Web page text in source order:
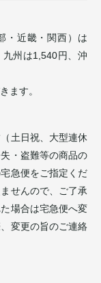
・近畿・関西）は
州は1,540円、沖
ます。
土日祝、大型連休
・盗難等の商品の
急便をご指定くだ
せんので、ご了承
場合は宅急便へ変
変更の旨のご連絡